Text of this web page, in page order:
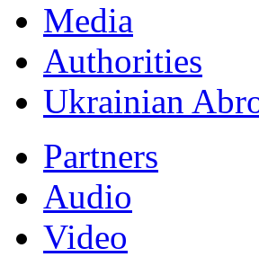
Мedia
Authorities
Ukrainian
Partners
Audio
Video